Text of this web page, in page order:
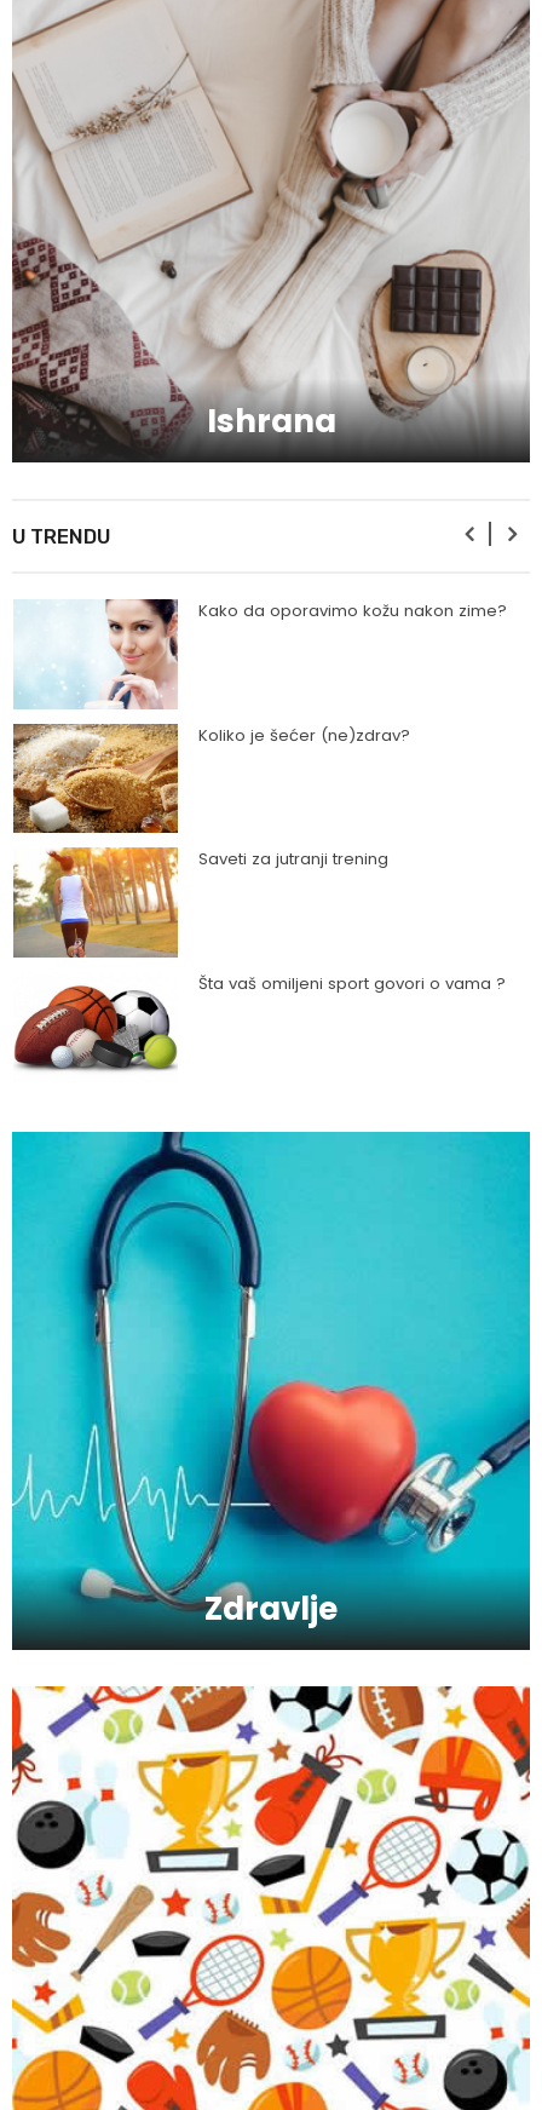
Ishrana
U TRENDU
Zbog čega je zumba sve popularnija?
Mitovi o zdravoj hrani
Skijanje pa plivanje, idealne aktivnosti na
raspustu u Sloveniji
Kako da oporavimo kožu nakon zime?
Koliko je šećer (ne)zdrav?
Saveti za jutranji trening
Šta vaš omiljeni sport govori o vama ?
Kako da ostanete fit - vežbajte kod kuće
Zbog čega je zumba sve popularnija?
Mitovi o zdravoj hrani
Skijanje pa plivanje, idealne aktivnosti na
raspustu u Sloveniji
Ishrana profesionalnih sportista
Kako da oporavimo kožu nakon zime?
Koliko je šećer (ne)zdrav?
Saveti za jutranji trening
Zdravlje